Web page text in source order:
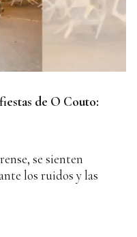
de O Couto:
se sienten
los ruidos y las